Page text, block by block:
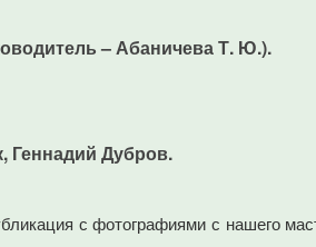
– Абаничева Т. Ю.).
Геннадий Дубров.
с фотографиями с нашего